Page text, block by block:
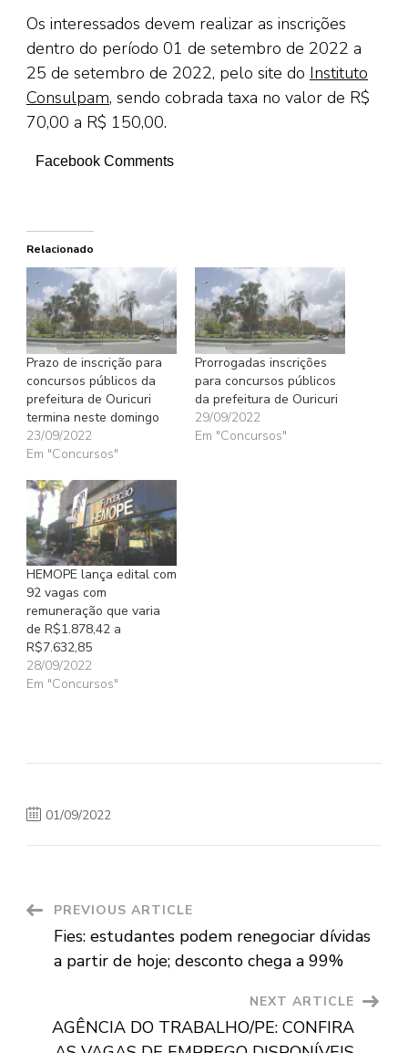
Os interessados devem realizar as inscrições
dentro do período 01 de setembro de 2022 a
25 de setembro de 2022, pelo site do Instituto
Consulpam, sendo cobrada taxa no valor de R$
70,00 a R$ 150,00.
Facebook Comments
Relacionado
Prazo de inscrição para
concursos públicos da
prefeitura de Ouricuri
termina neste domingo
23/09/2022
Em "Concursos"
Prorrogadas inscrições
para concursos públicos
da prefeitura de Ouricuri
29/09/2022
Em "Concursos"
HEMOPE lança edital com
92 vagas com
remuneração que varia
de R$1.878,42 a
R$7.632,85
28/09/2022
Em "Concursos"
01/09/2022
Post
Navigation
PREVIOUS ARTICLE
Fies: estudantes podem renegociar dívidas
a partir de hoje; desconto chega a 99%
NEXT ARTICLE
AGÊNCIA DO TRABALHO/PE: CONFIRA